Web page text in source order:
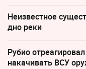
Неизвестное
дно реки
Рубио
накачивать ВСУ